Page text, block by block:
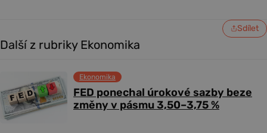
Sdílet
Další z rubriky Ekonomika
FED ponechal úrokové sazby beze
změny v pásmu 3,50–3,75 %
Ekonomika